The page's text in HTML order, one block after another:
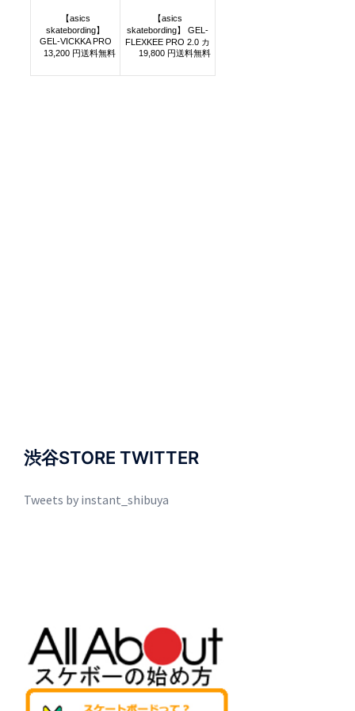
渋谷STORE TWITTER
Tweets by instant_shibuya